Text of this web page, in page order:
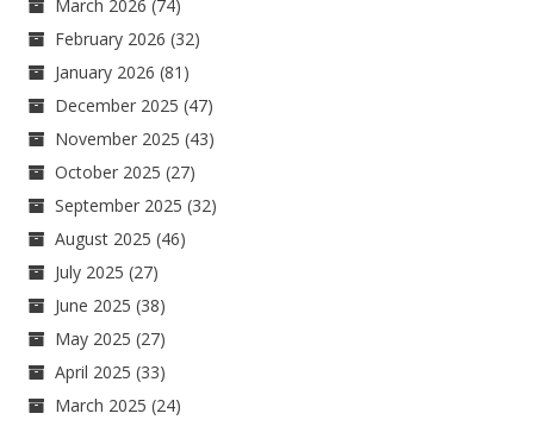
March 2026 (74)
February 2026 (32)
January 2026 (81)
December 2025 (47)
November 2025 (43)
October 2025 (27)
September 2025 (32)
August 2025 (46)
July 2025 (27)
June 2025 (38)
May 2025 (27)
April 2025 (33)
March 2025 (24)